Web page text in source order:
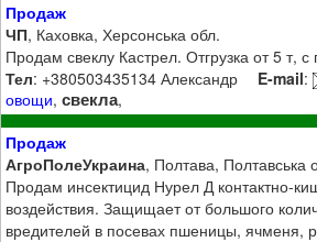
Продаж
ЧП, Каховка, Херсонська обл.
Продам свеклу Кастрел. Отгрузка от 5 т, с
Тел: +380503435134 Александр E-mail:
овощи,свекла,
Продаж
АгроПолеУкраина, Полтава, Полтавська
Продам инсектицид Нурел Д контактно-
воздействия. Защищает от большого
вредителей в посевах пшеницы, ячменя,